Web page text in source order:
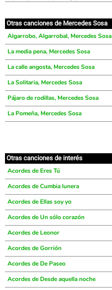
Otras canciones de Mercedes Sosa
Algarrobo, Algarrobal, Mercedes Sosa
La media pena, Mercedes Sosa
La calle angosta, Mercedes Sosa
La Solitaria, Mercedes Sosa
Pájaro de rodillas, Mercedes Sosa
La Pomeña, Mercedes Sosa
Otras canciones de interés
Acordes de Eres Tú
Acordes de Cumbia lunera
Acordes de Ellas soy yo
Acordes de Un sólo corazón
Acordes de Leonor
Acordes de Gorrión
Acordes de De Paseo
Acordes de Desde aquella noche